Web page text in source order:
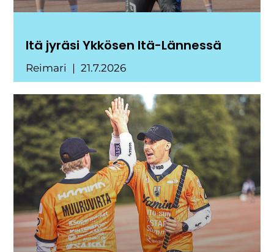
Itä jyräsi Ykkösen Itä-Lännessä
Reimari 21.7.2026